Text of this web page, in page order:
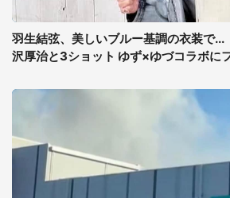
羽生結弦、美しいブルー基調の衣装で...
沢厚治と3ショット ゆず×ゆづコラボに